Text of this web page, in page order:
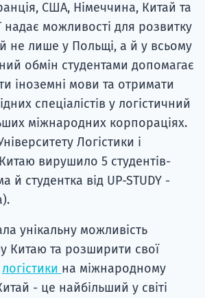
США, Німеччина, Китай та
надає можливості для розвитку
не лише у Польщі, а й у всьому
обмін студентами допомагає
іноземні мови та отримати
спеціалістів у логістичний
міжнародних корпораціях.
Логістики і
вирушило 5 студентів-
й студентка від UP-STUDY -
унікальну можливість
Китаю та розширити свої
логістики на міжнародному
- це найбільший у світі